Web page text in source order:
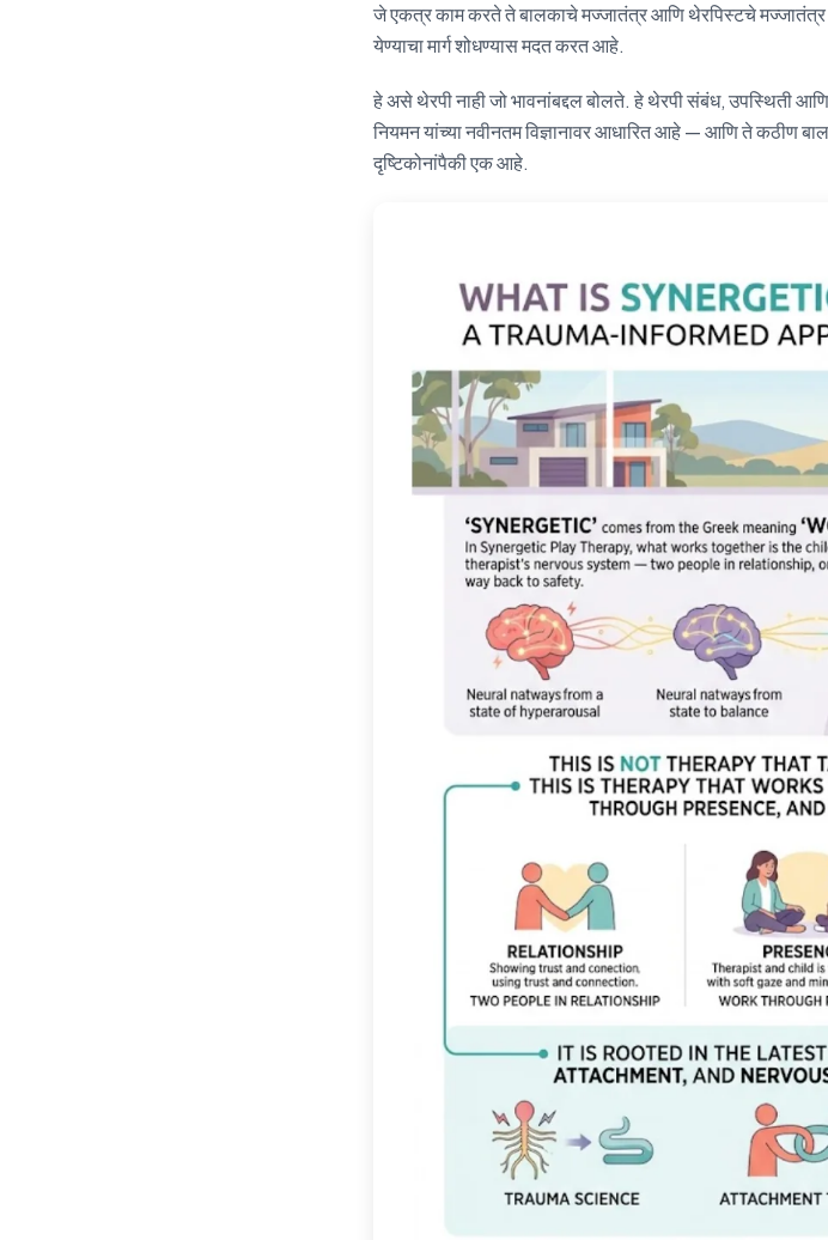
जे एकत्र काम करते ते बालकाचे मज्जातंत्र आणि थेरपिस्टचे
येण्याचा मार्ग शोधण्यास मदत करत आहे.
हे असे थेरपी नाही जो भावनांबद्दल बोलते. हे थेरपी संबंध, उपस्थिती
नियमन यांच्या नवीनतम विज्ञानावर आधारित आहे — आणि ते कठीण
दृष्टिकोनांपैकी एक आहे.